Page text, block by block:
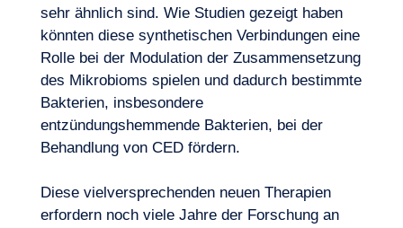
sehr ähnlich sind. Wie Studien gezeigt haben
könnten diese synthetischen Verbindungen eine
Rolle bei der Modulation der Zusammensetzung
des Mikrobioms spielen und dadurch bestimmte
Bakterien, insbesondere
entzündungshemmende Bakterien, bei der
Behandlung von CED fördern.
Diese vielversprechenden neuen Therapien
erfordern noch viele Jahre der Forschung an